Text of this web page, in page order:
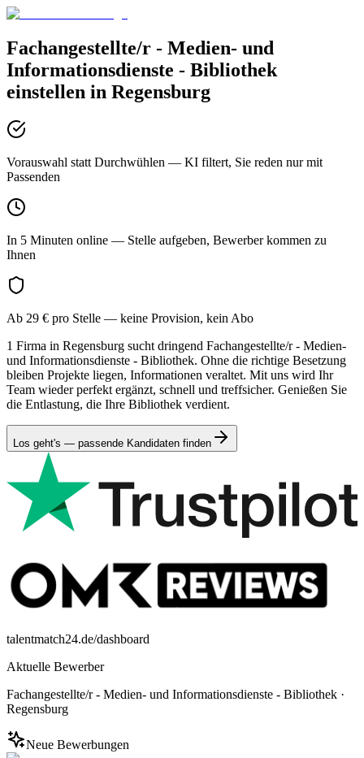
Fachangestellte/r - Medien- und
Informationsdienste - Bibliothek
einstellen in Regensburg
Vorauswahl statt Durchwühlen — KI filtert, Sie reden nur mit
Passenden
In 5 Minuten online — Stelle aufgeben, Bewerber kommen zu
Ihnen
Ab 29 € pro Stelle — keine Provision, kein Abo
1 Firma in Regensburg sucht dringend Fachangestellte/r - Medien-
und Informationsdienste - Bibliothek. Ohne die richtige Besetzung
bleiben Projekte liegen, Informationen veraltet. Mit uns wird Ihr
Team wieder perfekt ergänzt, schnell und treffsicher. Genießen Sie
die Entlastung, die Ihre Bibliothek verdient.
Los geht's — passende Kandidaten finden
talentmatch24.de/dashboard
Aktuelle Bewerber
Fachangestellte/r - Medien- und Informationsdienste - Bibliothek ·
Regensburg
Neue Bewerbungen